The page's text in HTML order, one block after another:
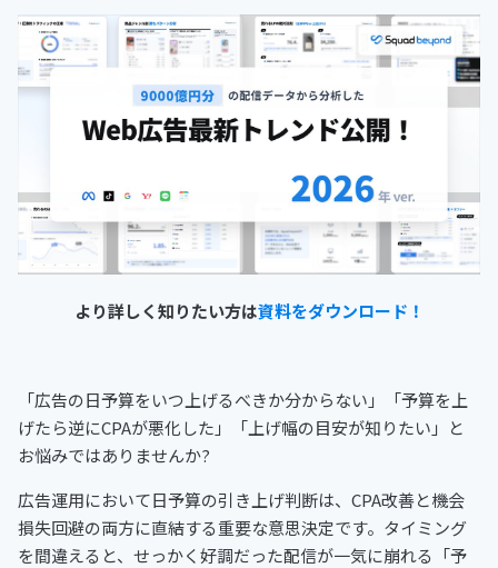
より詳しく知りたい方は資料をダウンロード！
「広告の日予算をいつ上げるべきか分からない」「予算を上
げたら逆にCPAが悪化した」「上げ幅の目安が知りたい」と
お悩みではありませんか?
広告運用において日予算の引き上げ判断は、CPA改善と機会
損失回避の両方に直結する重要な意思決定です。タイミング
を間違えると、せっかく好調だった配信が一気に崩れる「予